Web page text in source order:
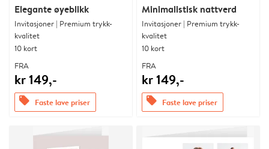
Elegante øyeblikk
Invitasjoner | Premium trykk-
kvalitet
10 kort
FRA
kr 149,-
offers Faste lave priser
Minimalistisk nattverd
Invitasjoner | Premium trykk-
kvalitet
10 kort
FRA
kr 149,-
offers Faste lave priser